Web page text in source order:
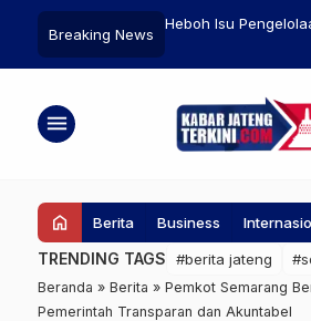
Breaking News
Heboh Isu
Kemenag: Itu Tidak
menu
home Berita Business
TRENDING TAGS #berita jateng
Beranda » Berita » Pemkot Semarang
Pemerintah Transparan dan Akuntabel